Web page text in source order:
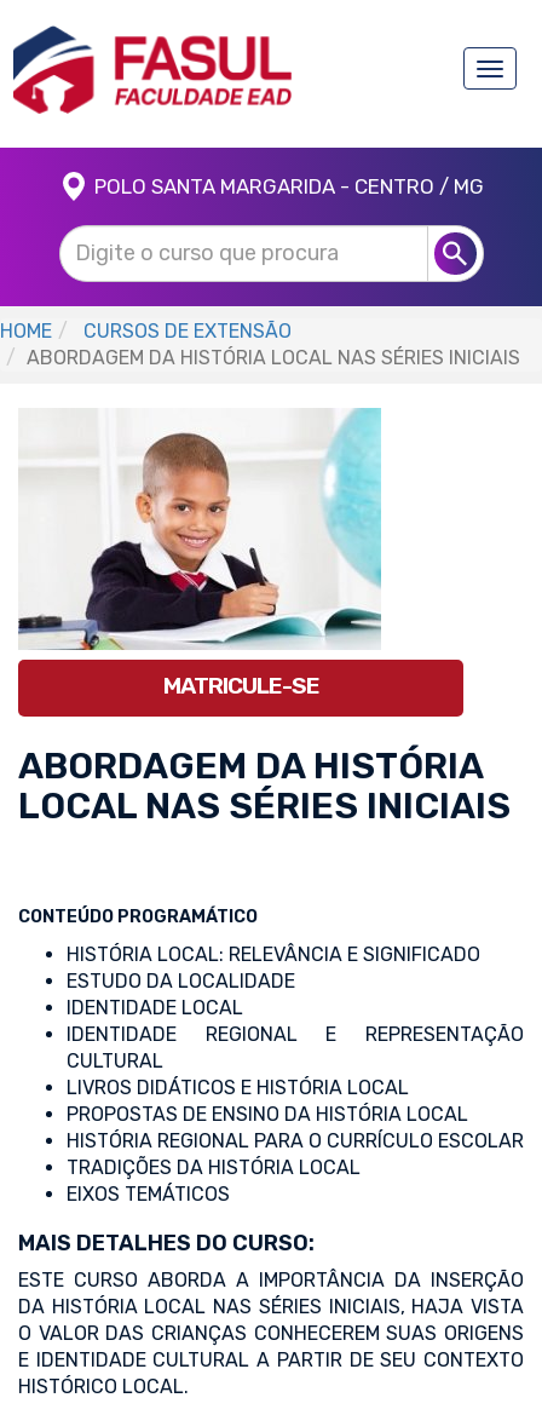
Toggle
POLO SANTA MARGARIDA - CENTRO / MG
HOME
CURSOS DE EXTENSÃO
ABORDAGEM DA HISTÓRIA LOCAL NAS SÉRIES INICIAIS
MATRICULE-SE
ABORDAGEM DA HISTÓRIA
LOCAL NAS SÉRIES INICIAIS
CONTEÚDO PROGRAMÁTICO
HISTÓRIA LOCAL: RELEVÂNCIA E SIGNIFICADO
ESTUDO DA LOCALIDADE
IDENTIDADE LOCAL
IDENTIDADE REGIONAL E REPRESENTAÇÃO
CULTURAL
LIVROS DIDÁTICOS E HISTÓRIA LOCAL
PROPOSTAS DE ENSINO DA HISTÓRIA LOCAL
HISTÓRIA REGIONAL PARA O CURRÍCULO ESCOLAR
TRADIÇÕES DA HISTÓRIA LOCAL
EIXOS TEMÁTICOS
MAIS DETALHES DO CURSO:
ESTE CURSO ABORDA A IMPORTÂNCIA DA INSERÇÃO
DA HISTÓRIA LOCAL NAS SÉRIES INICIAIS, HAJA VISTA
O VALOR DAS CRIANÇAS CONHECEREM SUAS ORIGENS
E IDENTIDADE CULTURAL A PARTIR DE SEU CONTEXTO
HISTÓRICO LOCAL.